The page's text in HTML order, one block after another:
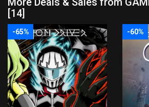
[14]
-65% -60%